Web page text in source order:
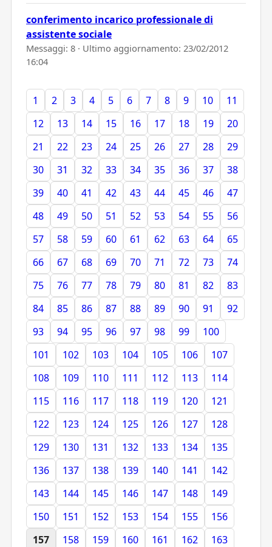
conferimento incarico professionale di
assistente sociale
Messaggi: 8 · Ultimo aggiornamento: 23/02/2012
16:04
1 2 3 4 5 6 7 8 9 10
11
12
13 14 15 16 17 18 19
20
21
22 23 24 25 26 27 28
29
30
31 32 33 34 35 36 37
38
39
40 41 42 43 44 45 46
47
48
49 50 51 52 53 54 55
56
57
58 59 60 61 62 63 64
65
66
67 68 69 70 71 72 73
74
75
76 77 78 79 80 81 82
83
84
85 86 87 88 89 90 91
92
93
94 95 96 97 98 99
100
101
102 103 104 105 106
107
108
109 110 111 112 113
114
115
116 117 118 119 120
121
122
123 124 125 126 127
128
129
130 131 132 133 134
135
136
137 138 139 140 141
142
143
144 145 146 147 148
149
150
151 152 153 154 155
156
157
158 159 160 161 162
163